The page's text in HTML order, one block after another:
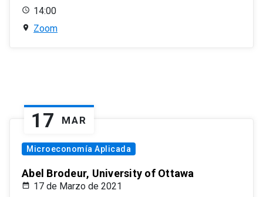
14:00
Zoom
17 MAR
Microeconomía Aplicada
Abel Brodeur, University of Ottawa
17 de Marzo de 2021